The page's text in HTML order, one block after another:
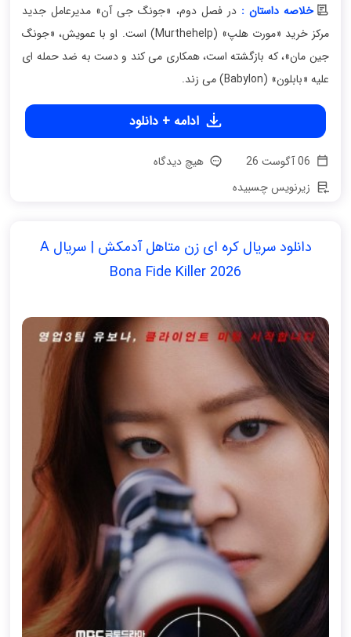
خلاصه داستان :در فصل دوم، «جونگ جی آن» مدیرعامل جدید
مرکز خرید «مورت هلپ» (Murthehelp) است. او با عمویش، «جونگ
جین مان»، که بازگشته است، همکاری می کند و دست به ضد حمله ای
علیه «بابلون» (Babylon) می زند.
ادامه + دانلود
هیچ دیدگاه
زیرنویس چسبیده
دانلود سریال کره ای زن متاهل آدمکش | سریال A
Bona Fide Killer 2026